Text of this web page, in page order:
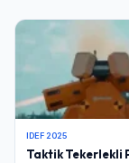
IDEF 2025
Taktik Tekerlekli